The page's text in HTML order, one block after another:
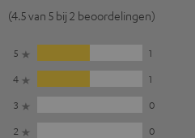
(4.5 van 5 bij 2 beoordelingen)
5
1
4
1
3
0
2
0